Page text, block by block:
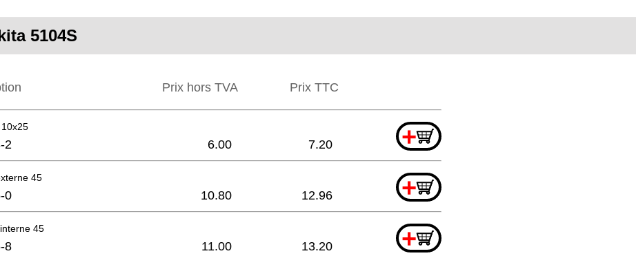
5104S
Prix hors TVA Prix ​​TTC
+
2 6.00 7.20
45 +
0 10.80 12.96
45 +
8 11.00 13.20